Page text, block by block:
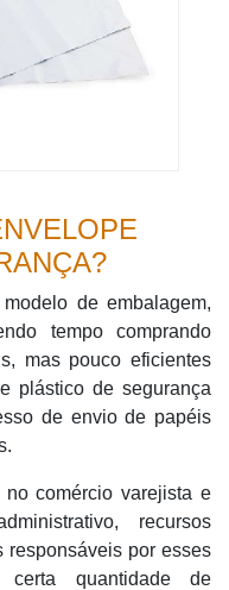
de embalagem,
tempo comprando
mas pouco eficientes
plástico de segurança
de envio de papéis
comércio varejista e
recursos
responsáveis por esses
certa quantidade de